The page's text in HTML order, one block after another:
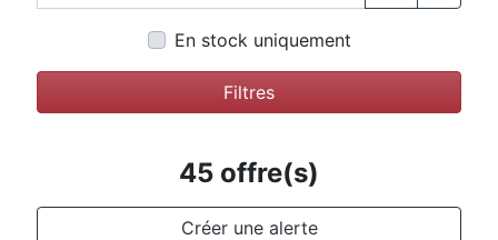
Baisses de prix
Paramètres
Soutenez-nous
Conditions
En stock uniquement
Filtres
45 offre(s)
Créer une alerte